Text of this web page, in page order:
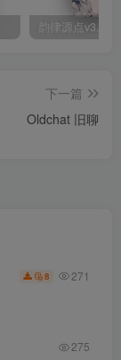
下一篇
Oldchat 旧聊
8 271
275